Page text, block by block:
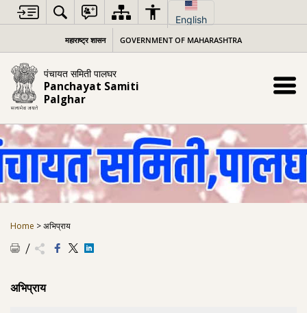
content
English
महाराष्ट्र शासन GOVERNMENT OF MAHARASHTRA
पंचायत समिती पालघर
Panchayat Samiti
Palghar
Home >अभिप्राय
अभिप्राय